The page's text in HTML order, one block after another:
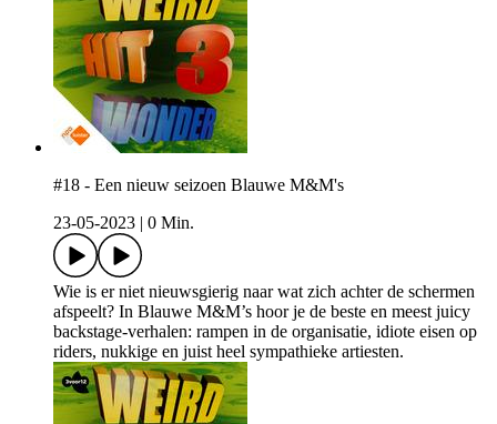
#18 - Een nieuw seizoen Blauwe M&M's
23-05-2023
0 Min.
Wie is er niet nieuwsgierig naar wat zich achter de schermen
afspeelt? In Blauwe M&M’s hoor je de beste en meest juicy
backstage-verhalen: rampen in de organisatie, idiote eisen op
riders, nukkige en juist heel sympathieke artiesten.